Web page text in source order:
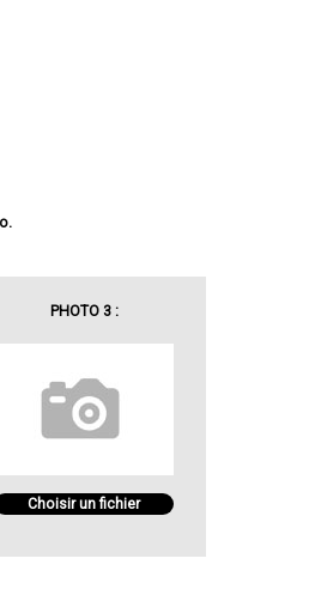
PHOTO 3 :
Choisir un fichier